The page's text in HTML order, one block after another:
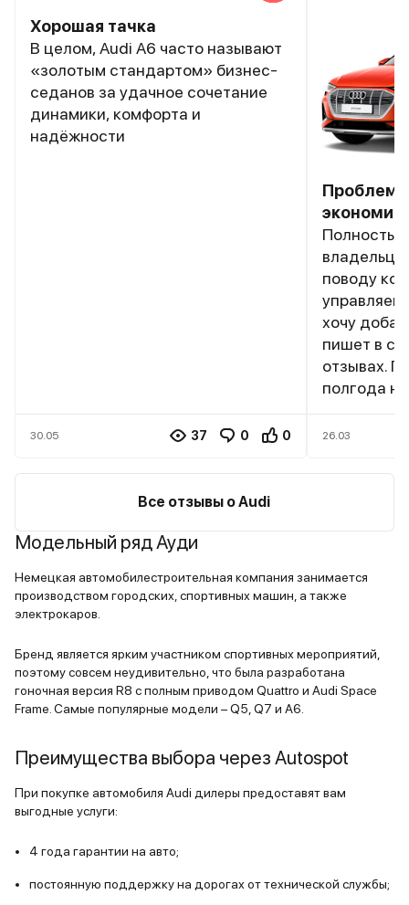
Хорошая тачка
В целом, Audi A6 часто называют
«золотым стандартом» бизнес-
седанов за удачное сочетание
динамики, комфорта и
надёжности
30.05 37 0 0
поводу
хочу
пишет в
отзывах.
полгода
Москве и
батареи.
Китайские
позволяют
за ночь
в
26.03
Все отзывы о Audi
Модельный ряд Ауди
Немецкая автомобилестроительная компания занимается
производством городских, спортивных машин, а также
электрокаров.
Бренд является ярким участником спортивных мероприятий,
поэтому совсем неудивительно, что была разработана
гоночная версия R8 c полным приводом Quattro и Audi Space
Frame. Самые популярные модели – Q5, Q7 и А6.
Преимущества выбора через Autospot
При покупке автомобиля Audi дилеры предоставят вам
выгодные услуги:
4 года гарантии на авто;
постоянную поддержку на дорогах от технической службы;